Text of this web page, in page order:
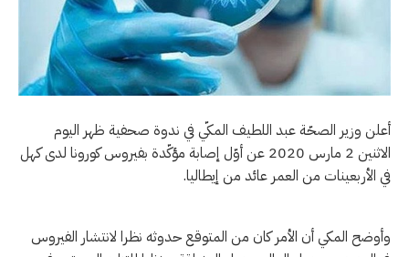
أعلن وزير الصحّة عبد اللطيف المكّي في ندوة صحفية ظهر اليوم
الاثنين 2 مارس 2020 عن أوّل إصابة مؤكّدة بفيروس كورونا لدى كهل
في الأربعينات من العمر عائد من إيطاليا.
وأوضح المكي أن الأمر كان من المتوقع حدوثه نظرا لانتشار الفيروس